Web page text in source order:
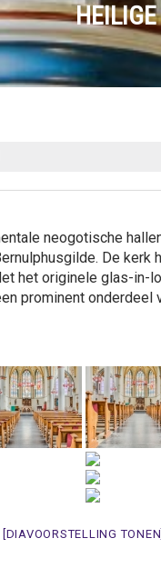
neogotische
De
het originele glas-in-
prominent onderdeel
[DIAVOORSTELLING TONEN]